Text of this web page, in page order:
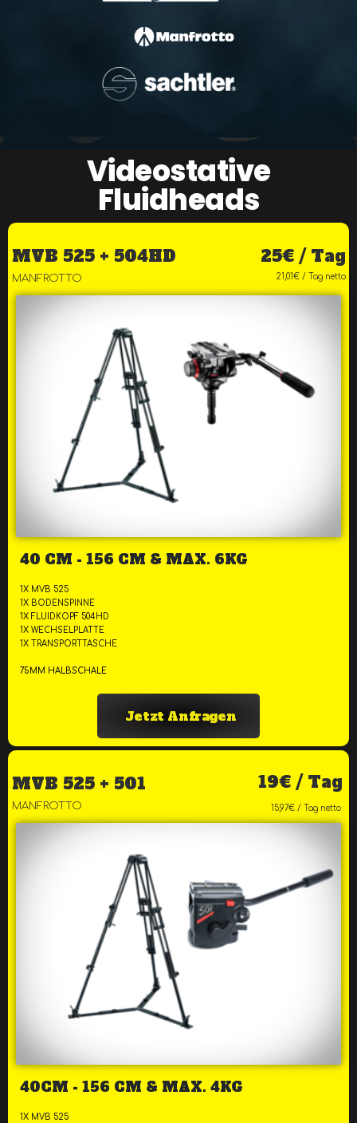
Videostative
Fluidheads
MVB 525 + 504HD
MANFROTTO
25€ / Tag
21,01€ / Tag netto
40 CM - 156 CM & MAX. 6KG
1X MVB 525
1X BODENSPINNE
1X FLUIDKOPF 504HD
1X WECHSELPLATTE
1X TRANSPORTTASCHE
75MM HALBSCHALE
Jetzt Anfragen
MVB 525 + 501 19€ / Tag
MANFROTTO 15,97€ / Tag netto
40CM - 156 CM & MAX. 4KG
1X MVB 525